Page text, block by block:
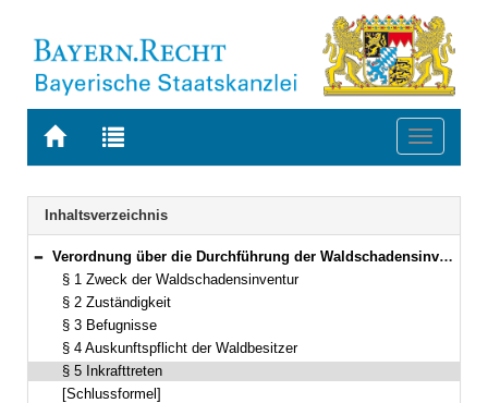
Zur
BAYERN.RECHT
Zur
letzten
Suche
Toggle
Navigation
Inhaltsverzeichnis
Bereich reduzieren
Verordnung über die Durchführung der Waldschadensinventur Vom 12. Juni 1984 (GVBl. S. 248) BayRS 7902-12-L (§§ 1–5)
§ 1 Zweck der Waldschadensinventur
§ 2 Zuständigkeit
§ 3 Befugnisse
§ 4 Auskunftspflicht der Waldbesitzer
§ 5 Inkrafttreten
[Schlussformel]